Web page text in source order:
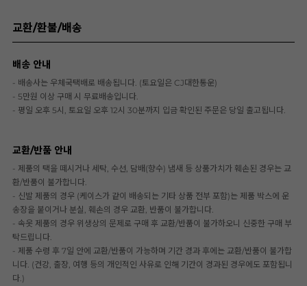
교환/환불/배송
배송 안내
- 배송사는 우체국택배로 배송됩니다. (토요일은 CJ대한통운)
- 5만원 이상 구매 시 무료배송입니다.
- 평일 오후 5시, 토요일 오후 12시 30분까지 입금 확인된 주문은 당일 출고됩니다.
교환/반품 안내
- 제품의 택을 떼시거나 세탁, 수선, 담배(향수) 냄새 등 상품가치가 훼손된 경우는 교
환/반품이 불가합니다.
- 신발 제품의 경우 (케이스가 같이 배송되는 기타 상품 전부 포함)는 제품 박스에 운
송장을 붙이거나 분실, 훼손의 경우 교환, 반품이 불가합니다.
- 속옷 제품의 경우 위생상의 문제로 구매 후 교환/반품이 불가하오니 신중한 구매 부
탁드립니다.
- 제품 수령 후 7일 안에 교환/반품이 가능하며 기간 경과 후에는 교환/반품이 불가합
니다. (건강, 출장, 여행 등의 개인적인 사유로 인해 기간이 경과된 경우에도 포함됩니
다.)